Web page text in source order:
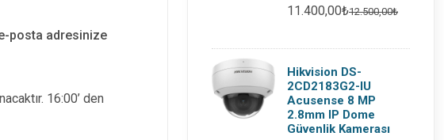
posta adresinize
16:00’ den
11.400,00₺12.500,00₺
Hikvision DS-
2CD2183G2-IU
Acusense 8 MP
2.8mm IP Dome
Güvenlik Kamerası